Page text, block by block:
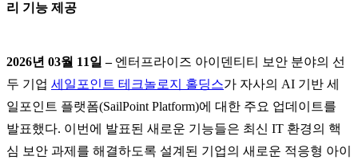
리 기능 제공
2026년 03월 11일 – 엔터프라이즈 아이덴티티 보안 분야의 선
두 기업 세일포인트 테크놀로지 홀딩스가 자사의 AI 기반 세
일포인트 플랫폼(SailPoint Platform)에 대한 주요 업데이트를
발표했다. 이번에 발표된 새로운 기능들은 최신 IT 환경의 핵
심 보안 과제를 해결하도록 설계된 기업의 새로운 적응형 아이